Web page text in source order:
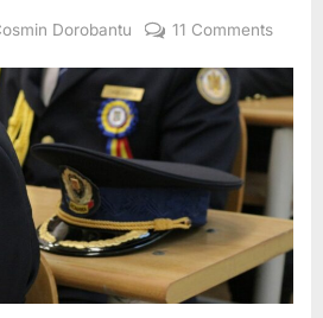
Dorobantu 11 Commentson
mai
Am
cerut